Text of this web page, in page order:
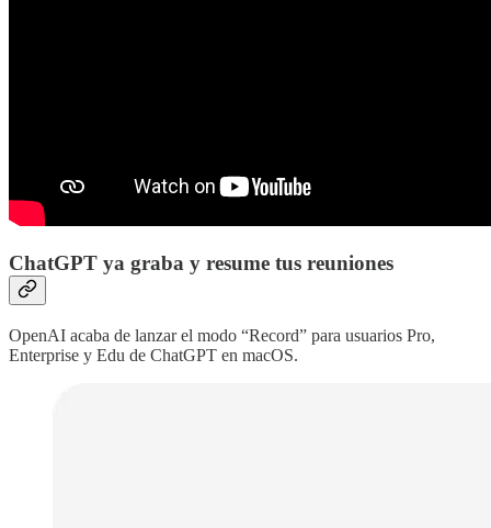
ChatGPT ya graba y resume tus reuniones
OpenAI acaba de lanzar el modo “Record” para usuarios Pro,
Enterprise y Edu de ChatGPT en macOS.